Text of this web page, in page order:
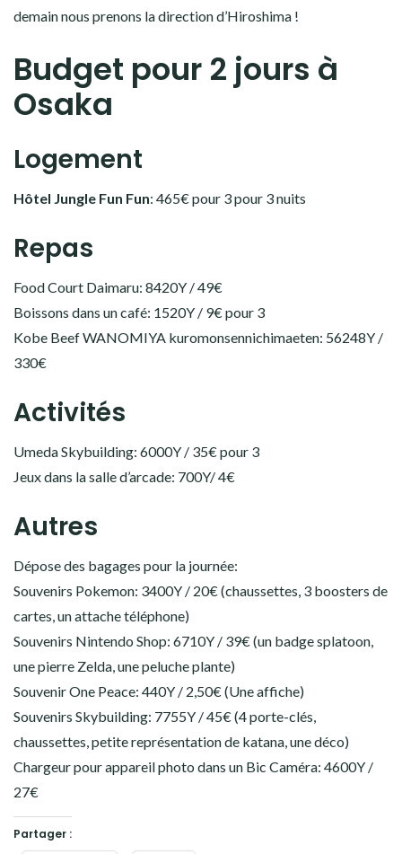
demain nous prenons la direction d’Hiroshima !
Budget pour 2 jours à
Osaka
Logement
Hôtel Jungle Fun Fun: 465€ pour 3 pour 3 nuits
Repas
Food Court Daimaru: 8420Y / 49€
Boissons dans un café: 1520Y / 9€ pour 3
Kobe Beef WANOMIYA kuromonsennichimaeten: 56248Y /
330€
Activités
Umeda Skybuilding: 6000Y / 35€ pour 3
Jeux dans la salle d’arcade: 700Y/ 4€
Autres
Dépose des bagages pour la journée:
Souvenirs Pokemon: 3400Y / 20€ (chaussettes, 3 boosters de
cartes, un attache téléphone)
Souvenirs Nintendo Shop: 6710Y / 39€ (un badge splatoon,
une pierre Zelda, une peluche plante)
Souvenir One Peace: 440Y / 2,50€ (Une affiche)
Souvenirs Skybuilding: 7755Y / 45€ (4 porte-clés,
chaussettes, petite représentation de katana, une déco)
Chargeur pour appareil photo dans un Bic Caméra: 4600Y /
27€
Partager :